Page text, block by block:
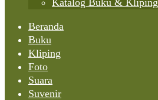
Katalog Buku & Kliping
Beranda
Buku
Kliping
Foto
Suara
Suvenir